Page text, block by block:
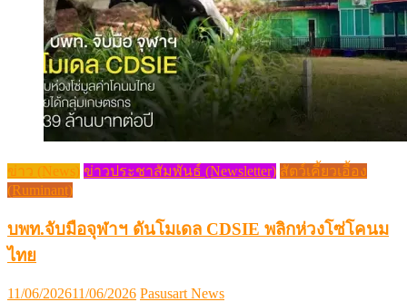
ข่าว (News) ข่าวประชาสัมพันธ์ (Newsletter) สัตว์เคี้ยวเอื้อง
(Ruminant)
บพท.จับมือจุฬาฯ ดันโมเดล CDSIE พลิกห่วงโซ่โคนม
ไทย
Posted
11/06/202611/06/2026 Author
Pasusart News